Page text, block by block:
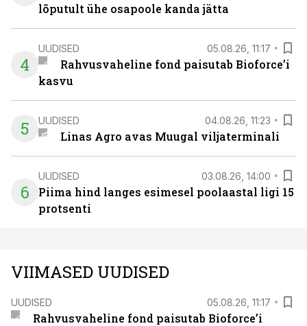
lõputult ühe osapoole kanda jätta
4
UUDISED 05.08.26, 11:17
Rahvusvaheline fond paisutab Bioforce’i
kasvu
5 UUDISED 04.08.26, 11:23
Linas Agro avas Muugal viljaterminali
6
UUDISED 03.08.26, 14:00
Piima hind langes esimesel poolaastal ligi 15
protsenti
VIIMASED UUDISED
UUDISED 05.08.26, 11:17
Rahvusvaheline fond paisutab Bioforce’i